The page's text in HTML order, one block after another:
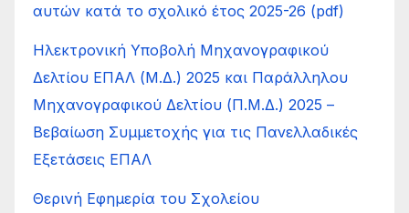
αυτών κατά το σχολικό έτος 2025-26 (pdf)
Ηλεκτρονική Υποβολή Μηχανογραφικού
Δελτίου ΕΠΑΛ (Μ.Δ.) 2025 και Παράλληλου
Μηχανογραφικού Δελτίου (Π.Μ.Δ.) 2025 –
Βεβαίωση Συμμετοχής για τις Πανελλαδικές
Εξετάσεις ΕΠΑΛ
Θερινή Εφημερία του Σχολείου